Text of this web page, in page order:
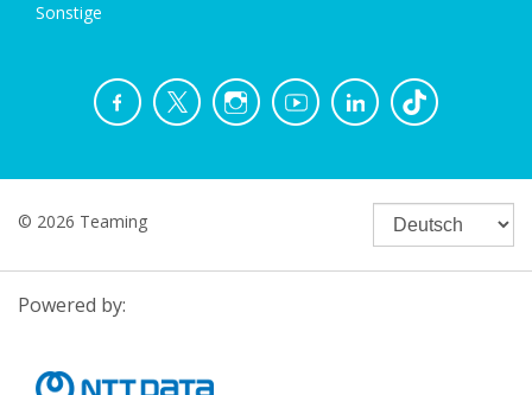
Sonstige
© 2026 Teaming
Powered by: